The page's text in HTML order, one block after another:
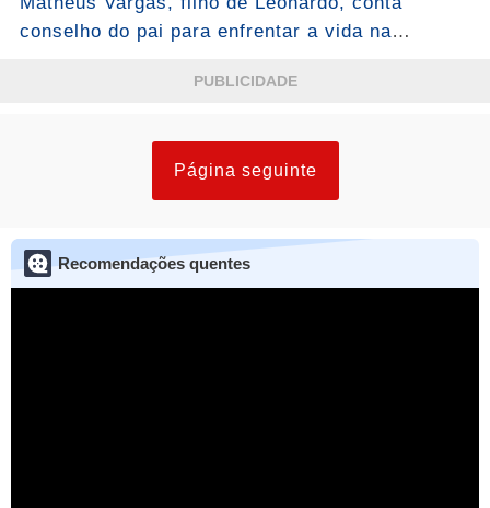
conselho do pai para enfrentar a vida na
PUBLICIDADE
Página seguinte
Recomendações quentes